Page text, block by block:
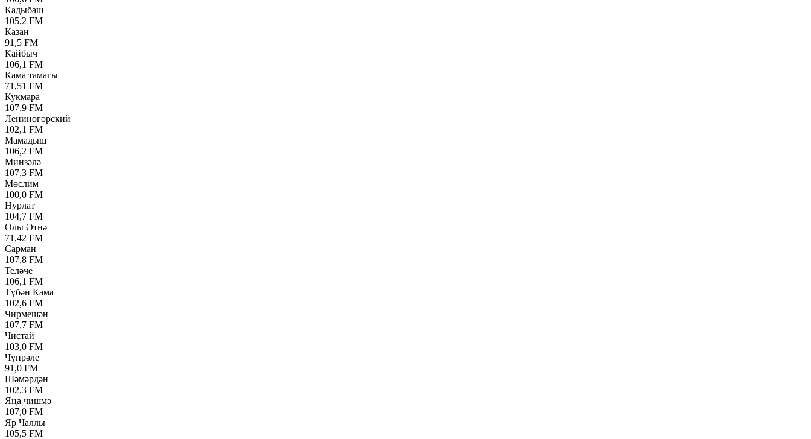
Кадыбаш
105,2 FM
Казан
91,5 FM
Кайбыч
106,1 FM
Кама тамагы
71,51 FM
Кукмара
107,9 FM
Лениногорский
102,1 FM
Мамадыш
106,2 FM
Минзәлә
107,3 FM
Мөслим
100,0 FM
Нурлат
104,7 FM
Олы Әтнә
71,42 FM
Сарман
107,8 FM
Теләче
106,1 FM
Түбән Кама
102,6 FM
Чирмешән
107,7 FM
Чистай
103,0 FM
Чүпрәле
91,0 FM
Шәмәрдән
102,3 FM
Яңа чишмә
107,0 FM
Яр Чаллы
105,5 FM